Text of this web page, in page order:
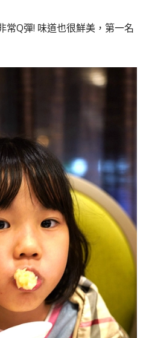
常Q彈! 味道也很鮮美，第一名